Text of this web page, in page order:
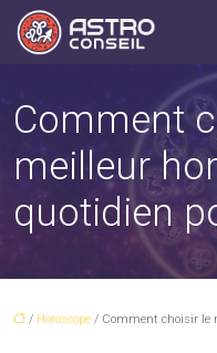
Comment
meilleur
quotidien
/ Horoscope / Comment choisir le